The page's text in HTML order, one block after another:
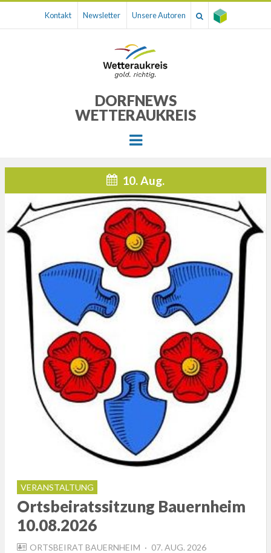
Kontakt Newsletter Unsere Autoren
DORFNEWS
WETTERAUKREIS
Menu
10. Aug.
VERANSTALTUNG
Ortsbeiratssitzung Bauernheim
10.08.2026
ORTSBEIRAT BAUERNHEIM
POSTED
07. AUG. 2026